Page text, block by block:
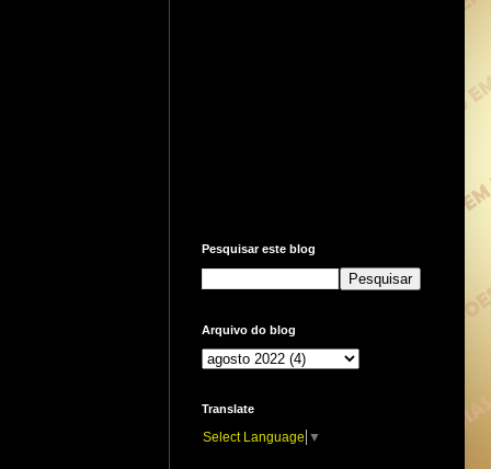
Pesquisar este blog
Arquivo do blog
Translate
Select Language ▼